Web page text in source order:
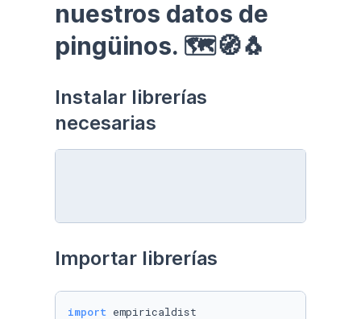
nuestros datos de
pingüinos. 🗺🧭🐧
Instalar librerías
necesarias
Importar librerías
import